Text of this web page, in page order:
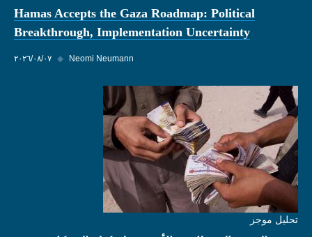
Hamas Accepts the Gaza Roadmap: Political
Breakthrough, Implementation Uncertainty
٠٧‏/٠٨‏/٢٠٢٦ ◆ Neomi Neumann
تحليل موجز